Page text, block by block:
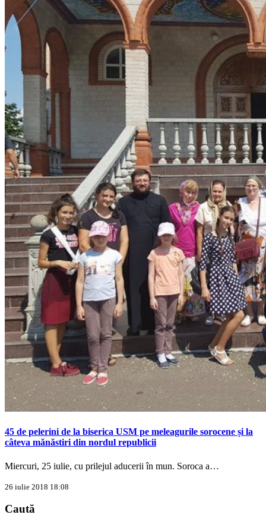
45 de pelerini de la biserica USM pe meleagurile sorocene și la
câteva mănăstiri din nordul republicii
Miercuri, 25 iulie, cu prilejul aducerii în mun. Soroca a…
26 iulie 2018 18:08
Caută